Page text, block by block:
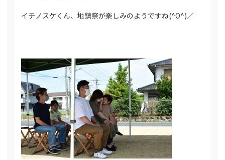
イチノスケくん、地鎮祭が楽しみのようですね(^O^)／